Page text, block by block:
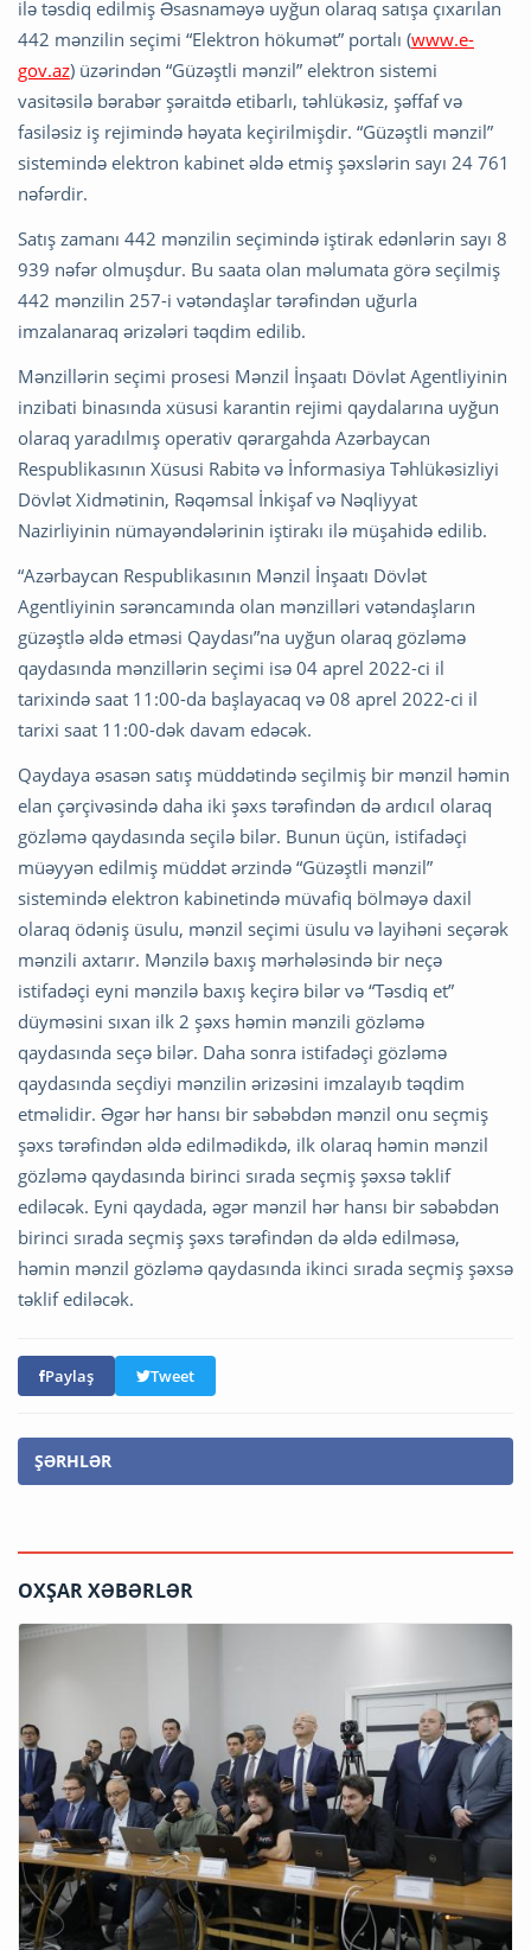
ilə təsdiq edilmiş Əsasnaməyə uyğun olaraq satışa çıxarılan
442 mənzilin seçimi “Elektron hökumət” portalı (www.e-
gov.az) üzərindən “Güzəştli mənzil” elektron sistemi
vasitəsilə bərabər şəraitdə etibarlı, təhlükəsiz, şəffaf və
fasiləsiz iş rejimində həyata keçirilmişdir. “Güzəştli mənzil”
sistemində elektron kabinet əldə etmiş şəxslərin sayı 24 761
nəfərdir.
Satış zamanı 442 mənzilin seçimində iştirak edənlərin sayı 8
939 nəfər olmuşdur. Bu saata olan məlumata görə seçilmiş
442 mənzilin 257-i vətəndaşlar tərəfindən uğurla
imzalanaraq ərizələri təqdim edilib.
Mənzillərin seçimi prosesi Mənzil İnşaatı Dövlət Agentliyinin
inzibati binasında xüsusi karantin rejimi qaydalarına uyğun
olaraq yaradılmış operativ qərargahda Azərbaycan
Respublikasının Xüsusi Rabitə və İnformasiya Təhlükəsizliyi
Dövlət Xidmətinin, Rəqəmsal İnkişaf və Nəqliyyat
Nazirliyinin nümayəndələrinin iştirakı ilə müşahidə edilib.
“Azərbaycan Respublikasının Mənzil İnşaatı Dövlət
Agentliyinin sərəncamında olan mənzilləri vətəndaşların
güzəştlə əldə etməsi Qaydası”na uyğun olaraq gözləmə
qaydasında mənzillərin seçimi isə 04 aprel 2022-ci il
tarixində saat 11:00-da başlayacaq və 08 aprel 2022-ci il
tarixi saat 11:00-dək davam edəcək.
Qaydaya əsasən satış müddətində seçilmiş bir mənzil həmin
elan çərçivəsində daha iki şəxs tərəfindən də ardıcıl olaraq
gözləmə qaydasında seçilə bilər. Bunun üçün, istifadəçi
müəyyən edilmiş müddət ərzində “Güzəştli mənzil”
sistemində elektron kabinetində müvafiq bölməyə daxil
olaraq ödəniş üsulu, mənzil seçimi üsulu və layihəni seçərək
mənzili axtarır. Mənzilə baxış mərhələsində bir neçə
istifadəçi eyni mənzilə baxış keçirə bilər və “Təsdiq et”
düyməsini sıxan ilk 2 şəxs həmin mənzili gözləmə
qaydasında seçə bilər. Daha sonra istifadəçi gözləmə
qaydasında seçdiyi mənzilin ərizəsini imzalayıb təqdim
etməlidir. Əgər hər hansı bir səbəbdən mənzil onu seçmiş
şəxs tərəfindən əldə edilmədikdə, ilk olaraq həmin mənzil
gözləmə qaydasında birinci sırada seçmiş şəxsə təklif
ediləcək. Eyni qaydada, əgər mənzil hər hansı bir səbəbdən
birinci sırada seçmiş şəxs tərəfindən də əldə edilməsə,
həmin mənzil gözləmə qaydasında ikinci sırada seçmiş şəxsə
təklif ediləcək.
Paylaş Tweet
ŞƏRHLƏR
OXŞAR XƏBƏRLƏR